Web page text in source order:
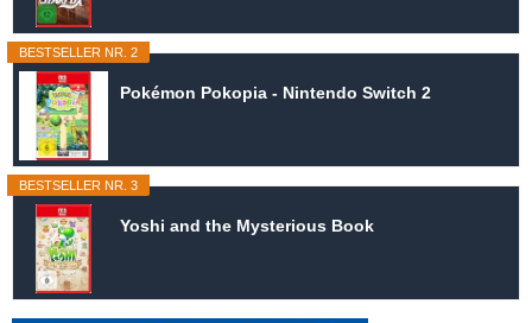
BESTSELLER NR. 2
Pokémon Pokopia - Nintendo Switch 2
BESTSELLER NR. 3
Yoshi and the Mysterious Book